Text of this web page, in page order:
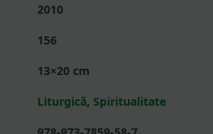
2010
156
13×20 cm
Liturgică, Spiritualitate